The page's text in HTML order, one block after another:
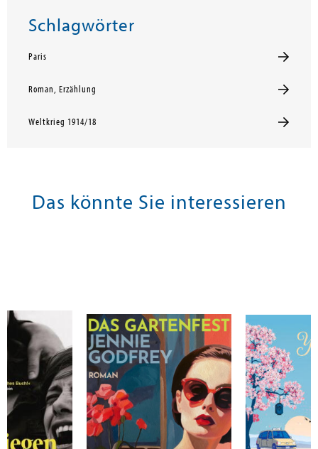
Schlagwörter
Paris
Roman, Erzählung
Weltkrieg 1914/18
Das könnte Sie interessieren